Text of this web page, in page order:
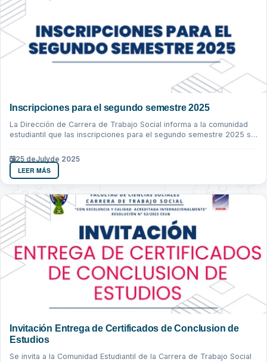
Inscripciones para el segundo semestre 2025
La Dirección de Carrera de Trabajo Social informa a la comunidad
estudiantil que las inscripciones para el segundo semestre 2025 se
25 deJulyde 2025
LEER MÁS
Invitación Entrega de Certificados de Conclusion de
Estudios
Se invita a la Comunidad Estudiantil de la Carrera de Trabajo Social